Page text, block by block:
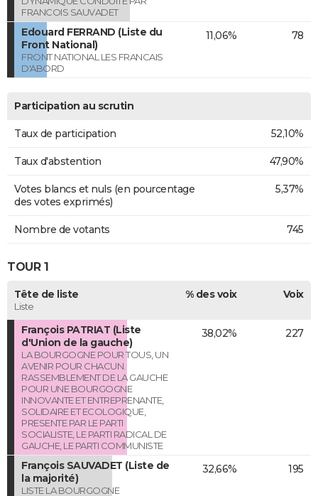
FRANCOIS SAUVADET
Edouard FERRAND (Liste du
Front National)
FRONT NATIONAL LES FRANCAIS
D'ABORD
11,06% 78
Participation au scrutin
Taux de participation 52,10%
Taux d'abstention 47,90%
Votes blancs et nuls (en pourcentage
des votes exprimés)
5,37%
Nombre de votants 745
TOUR 1
Tête de liste
Liste
% des voix Voix
François PATRIAT (Liste
d'Union de la gauche)
LA BOURGOGNE POUR TOUS, UN
AVENIR POUR CHACUN.
RASSEMBLEMENT DE LA GAUCHE
POUR UNE BOURGOGNE
INNOVANTE ET ENTREPRENANTE,
SOLIDAIRE ET ECOLOGIQUE,
PRESENTE PAR LE PARTI
SOCIALISTE, LE PARTI RADICAL DE
GAUCHE, LE PARTI COMMUNISTE
38,02% 227
François SAUVADET (Liste de
la majorité)
LISTE LA BOURGOGNE
32,66% 195